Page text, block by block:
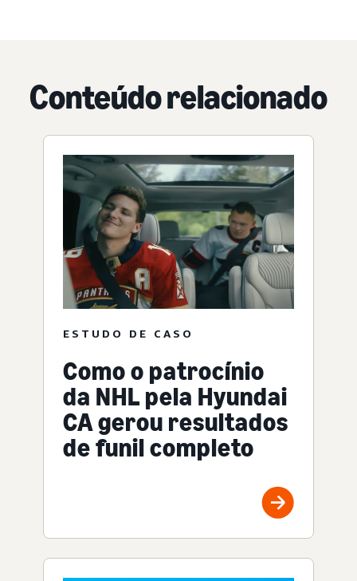
Conteúdo relacionado
ESTUDO DE CASO
Como o patrocínio
da NHL pela Hyundai
CA gerou resultados
de funil completo